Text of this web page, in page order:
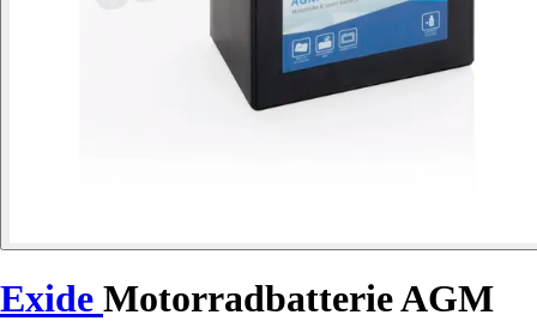
Exide Motorradbatterie AGM